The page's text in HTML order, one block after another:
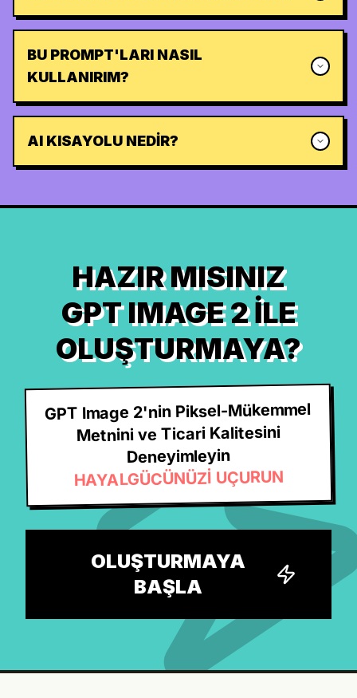
BU PROMPT'LARI NASIL
KULLANIRIM?
AI KISAYOLU NEDIR?
HAZIR MISINIZ
GPT IMAGE 2 ILE
OLUŞTURMAYA?
GPT Image 2'nin Piksel-Mükemmel
Metnini ve Ticari Kalitesini
Deneyimleyin
HAYALGÜCÜNÜZİ UÇURUN
OLUŞTURMAYA
BAŞLA